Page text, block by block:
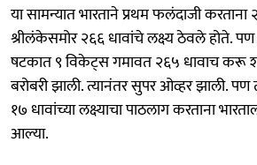
या सामन्यात भारताने प्रथम फलंदाजी
श्रीलंकेसमोर २६६ धावांचे लक्ष्य ठेवले होते.
षटकात ९ विकेट्स गमावत २६५ धावाच करू
बरोबरी झाली. त्यानंतर सुपर ओव्हर झाली. पण
१७ धावांच्या लक्ष्याचा पाठलाग करताना
आल्या.